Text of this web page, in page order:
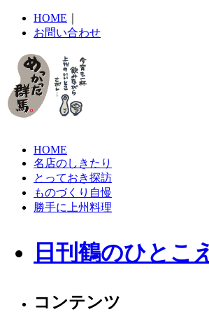
HOME
お問い合わせ
HOME
名店のしきたり
とっておき探訪
ものづくり自慢
勝手に上州料理
日刊鶴のひとこえ
コンテンツ